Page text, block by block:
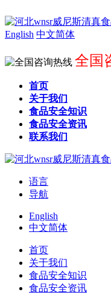
English 中文简体
全国
首页
关于我们
食品安全知识
食品安全资讯
联系我们
语言
导航
English
中文简体
首页
关于我们
食品安全知识
食品安全资讯